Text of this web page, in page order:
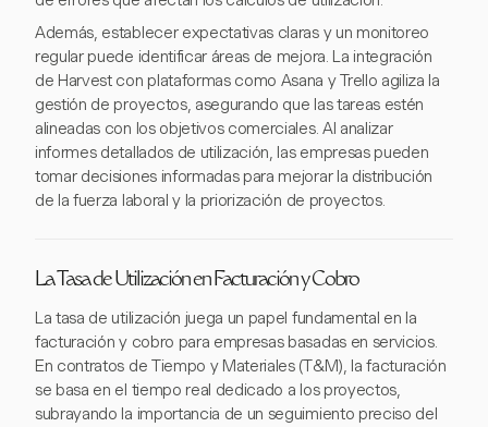
Además, establecer expectativas claras y un monitoreo
regular puede identificar áreas de mejora. La integración
de Harvest con plataformas como Asana y Trello agiliza la
gestión de proyectos, asegurando que las tareas estén
alineadas con los objetivos comerciales. Al analizar
informes detallados de utilización, las empresas pueden
tomar decisiones informadas para mejorar la distribución
de la fuerza laboral y la priorización de proyectos.
La Tasa de Utilización en Facturación y Cobro
La tasa de utilización juega un papel fundamental en la
facturación y cobro para empresas basadas en servicios.
En contratos de Tiempo y Materiales (T&M), la facturación
se basa en el tiempo real dedicado a los proyectos,
subrayando la importancia de un seguimiento preciso del